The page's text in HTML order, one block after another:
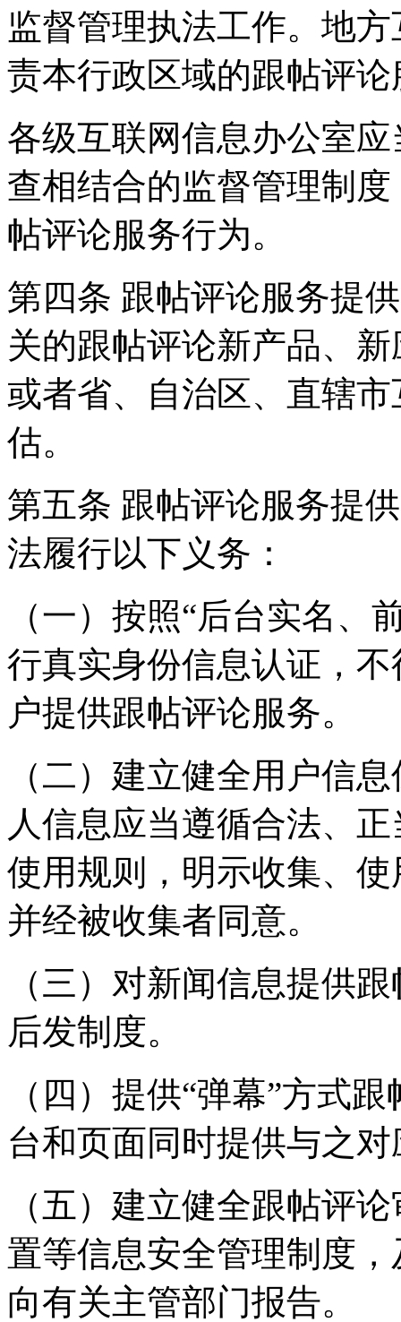
监督管理执法工作。地
责本行政区域的跟帖评
各级互联网信息办公室
查相结合的监督管理制
帖评论服务行为。
第四条 跟帖评论服务提
关的跟帖评论新产品、
或者省、自治区、直辖
估。
第五条 跟帖评论服务提
法履行以下义务：
（一）按照“后台实名、
行真实身份信息认证，
户提供跟帖评论服务。
（二）建立健全用户信
人信息应当遵循合法、
使用规则，明示收集、
并经被收集者同意。
（三）对新闻信息提供
后发制度。
（四）提供“弹幕”方式
台和页面同时提供与之
（五）建立健全跟帖评
置等信息安全管理制度
向有关主管部门报告。